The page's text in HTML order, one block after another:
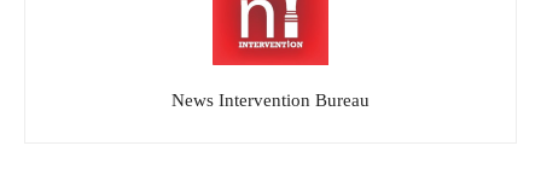
News Intervention Bureau